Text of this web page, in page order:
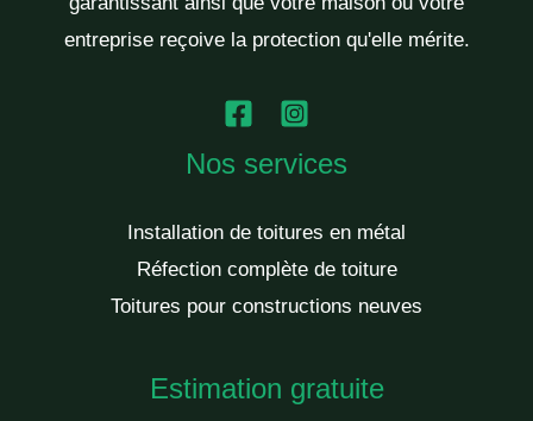
entreprise reçoive la protection qu'elle mérite.
Nos services
Installation de toitures en métal
Réfection complète de toiture
Toitures pour constructions neuves
Estimation gratuite